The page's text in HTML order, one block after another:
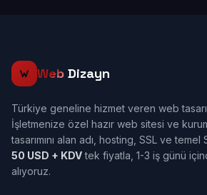
Web Dizayn
Türkiye geneline hizmet veren web
İşletmenize özel hazır web sitesi ve
tasarımını alan adı, hosting, SSL ve temel
50 USD + KDVtek fiyatla, 1-3 iş günü
alıyoruz.